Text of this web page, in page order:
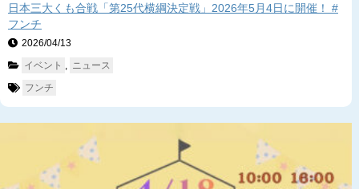
日本三大くも合戦「第25代横綱決定戦」2026年5月4日に開催！ #
フンチ
2026/04/13
イベント
ニュース
フンチ